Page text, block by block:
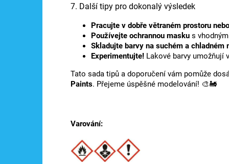
7. Další tipy pro dokonalý výsledek
Pracujte v dobře větraném prostoru
Používejte ochrannou masku s
Skladujte barvy na suchém a chladném
Experimentujte! Lakové barvy umožňují
Tato sada tipů a doporučení vám pomůže
Paints. Přejeme úspěšné modelování! 🎨🚂
Varování: